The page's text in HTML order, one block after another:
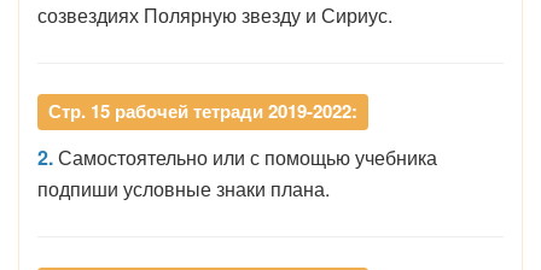
созвездиях Полярную звезду и Сириус.
Стр. 15 рабочей тетради 2019-2022:
2.Самостоятельно или с помощью учебника
подпиши условные знаки плана.